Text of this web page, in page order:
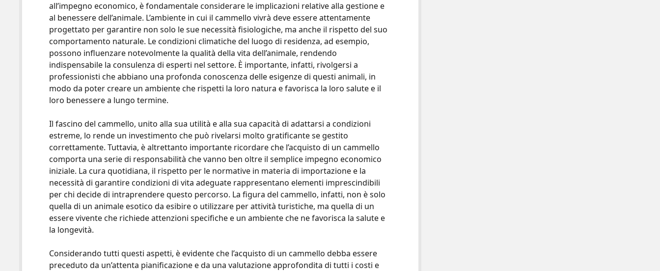
all’impegno economico, è fondamentale considerare le implicazioni relative alla gestione e
al benessere dell’animale. L’ambiente in cui il cammello vivrà deve essere attentamente
progettato per garantire non solo le sue necessità fisiologiche, ma anche il rispetto del suo
comportamento naturale. Le condizioni climatiche del luogo di residenza, ad esempio,
possono influenzare notevolmente la qualità della vita dell’animale, rendendo
indispensabile la consulenza di esperti nel settore. È importante, infatti, rivolgersi a
professionisti che abbiano una profonda conoscenza delle esigenze di questi animali, in
modo da poter creare un ambiente che rispetti la loro natura e favorisca la loro salute e il
loro benessere a lungo termine.
Il fascino del cammello, unito alla sua utilità e alla sua capacità di adattarsi a condizioni
estreme, lo rende un investimento che può rivelarsi molto gratificante se gestito
correttamente. Tuttavia, è altrettanto importante ricordare che l’acquisto di un cammello
comporta una serie di responsabilità che vanno ben oltre il semplice impegno economico
iniziale. La cura quotidiana, il rispetto per le normative in materia di importazione e la
necessità di garantire condizioni di vita adeguate rappresentano elementi imprescindibili
per chi decide di intraprendere questo percorso. La figura del cammello, infatti, non è solo
quella di un animale esotico da esibire o utilizzare per attività turistiche, ma quella di un
essere vivente che richiede attenzioni specifiche e un ambiente che ne favorisca la salute e
la longevità.
Considerando tutti questi aspetti, è evidente che l’acquisto di un cammello debba essere
preceduto da un’attenta pianificazione e da una valutazione approfondita di tutti i costi e